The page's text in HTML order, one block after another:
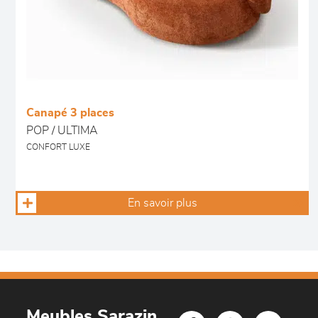
Canapé 3 places
POP / ULTIMA
CONFORT LUXE
En savoir plus